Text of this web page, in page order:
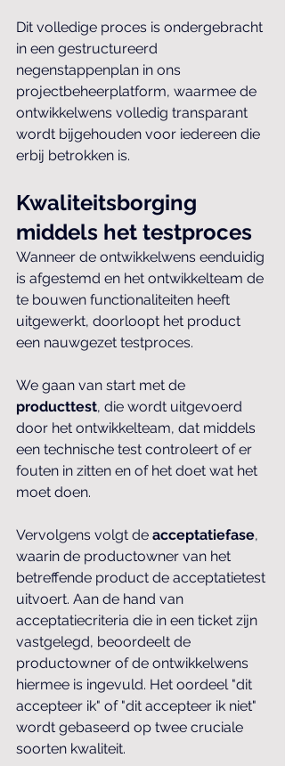
Dit volledige proces is ondergebracht
in een gestructureerd
negenstappenplan in ons
projectbeheerplatform, waarmee de
ontwikkelwens volledig transparant
wordt bijgehouden voor iedereen die
erbij betrokken is.
Kwaliteitsborging
middels het testproces
Wanneer de ontwikkelwens eenduidig
is afgestemd en het ontwikkelteam de
te bouwen functionaliteiten heeft
uitgewerkt, doorloopt het product
een nauwgezet testproces.
We gaan van start met de
producttest, die wordt uitgevoerd
door het ontwikkelteam, dat middels
een technische test controleert of er
fouten in zitten en of het doet wat het
moet doen.
Vervolgens volgt de acceptatiefase,
waarin de productowner van het
betreffende product de acceptatietest
uitvoert. Aan de hand van
acceptatiecriteria die in een ticket zijn
vastgelegd, beoordeelt de
productowner of de ontwikkelwens
hiermee is ingevuld. Het oordeel "dit
accepteer ik" of "dit accepteer ik niet"
wordt gebaseerd op twee cruciale
soorten kwaliteit.